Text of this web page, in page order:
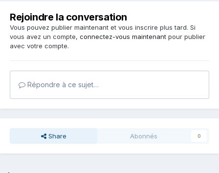
Rejoindre la conversation
Vous pouvez publier maintenant et vous inscrire plus tard. Si
vous avez un compte, connectez-vous maintenant pour publier
avec votre compte.
Répondre à ce sujet…
Share Abonnés 0